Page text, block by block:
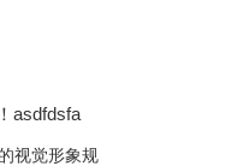
asdfdsfa
视觉形象规